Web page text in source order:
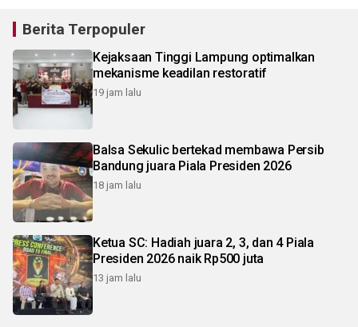
Berita Terpopuler
Kejaksaan Tinggi Lampung optimalkan
mekanisme keadilan restoratif
19 jam lalu
Balsa Sekulic bertekad membawa Persib
Bandung juara Piala Presiden 2026
18 jam lalu
Ketua SC: Hadiah juara 2, 3, dan 4 Piala
Presiden 2026 naik Rp500 juta
13 jam lalu